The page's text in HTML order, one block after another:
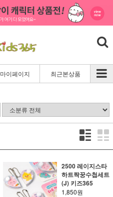
마이페이지
최근본상품
2500 레이지스타
하트짝꿍수첩세트
(J) 키즈365
1,850원